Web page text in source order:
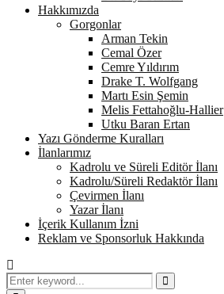
Hakkımızda
Gorgonlar
Arman Tekin
Cemal Özer
Cemre Yıldırım
Drake T. Wolfgang
Martı Esin Şemin
Melis Fettahoğlu-Hallier
Utku Baran Ertan
Yazı Gönderme Kuralları
İlanlarımız
Kadrolu ve Süreli Editör İlanı
Kadrolu/Süreli Redaktör İlanı
Çevirmen İlanı
Yazar İlanı
İçerik Kullanım İzni
Reklam ve Sponsorluk Hakkında
Search